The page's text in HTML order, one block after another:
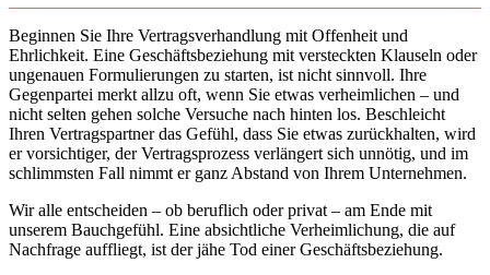
Beginnen Sie Ihre Vertragsverhandlung mit Offenheit und
Ehrlichkeit. Eine Geschäftsbeziehung mit versteckten Klauseln oder
ungenauen Formulierungen zu starten, ist nicht sinnvoll. Ihre
Gegenpartei merkt allzu oft, wenn Sie etwas verheimlichen – und
nicht selten gehen solche Versuche nach hinten los. Beschleicht
Ihren Vertragspartner das Gefühl, dass Sie etwas zurückhalten, wird
er vorsichtiger, der Vertragsprozess verlängert sich unnötig, und im
schlimmsten Fall nimmt er ganz Abstand von Ihrem Unternehmen.
Wir alle entscheiden – ob beruflich oder privat – am Ende mit
unserem Bauchgefühl. Eine absichtliche Verheimlichung, die auf
Nachfrage auffliegt, ist der jähe Tod einer Geschäftsbeziehung.